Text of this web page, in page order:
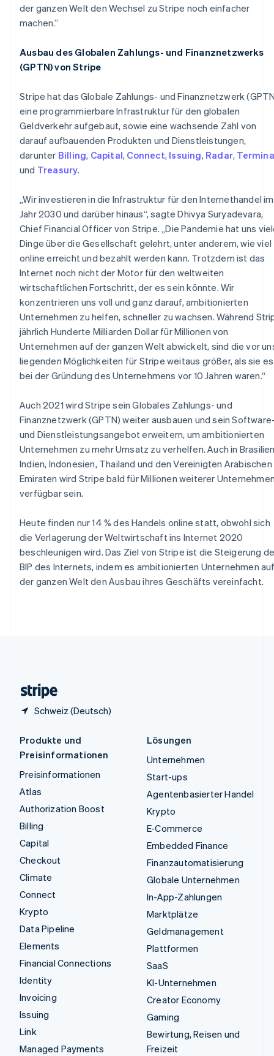
der ganzen Welt den Wechsel zu Stripe noch einfacher
machen.”
Ausbau des Globalen Zahlungs- und Finanznetzwerks
(GPTN) von Stripe
Stripe hat das Globale Zahlungs- und Finanznetzwerk
eine programmierbare Infrastruktur für den globalen
Geldverkehr aufgebaut, sowie eine wachsende Zahl von
darauf aufbauenden Produkten und Dienstleistungen,
darunter Billing, Capital, Connect, Issuing, Radar,
und Treasury.
„Wir investieren in die Infrastruktur für den Internethandel im
Jahr 2030 und darüber hinaus“, sagte Dhivya Suryadevara,
Chief Financial Officer von Stripe. „Die Pandemie hat uns
Dinge über die Gesellschaft gelehrt, unter anderem, wie viel
online erreicht und bezahlt werden kann. Trotzdem ist das
Internet noch nicht der Motor für den weltweiten
wirtschaftlichen Fortschritt, der es sein könnte. Wir
konzentrieren uns voll und ganz darauf, ambitionierten
Unternehmen zu helfen, schneller zu wachsen. Während
jährlich Hunderte Milliarden Dollar für Millionen von
Unternehmen auf der ganzen Welt abwickelt, sind die vor
liegenden Möglichkeiten für Stripe weitaus größer, als sie es
bei der Gründung des Unternehmens vor 10 Jahren waren.“
Auch 2021 wird Stripe sein Globales Zahlungs- und
Finanznetzwerk (GPTN) weiter ausbauen und sein
und Dienstleistungsangebot erweitern, um ambitionierten
Unternehmen zu mehr Umsatz zu verhelfen. Auch in
Indien, Indonesien, Thailand und den Vereinigten Arabischen
Emiraten wird Stripe bald für Millionen weiterer
verfügbar sein.
Heute finden nur 14 % des Handels online statt, obwohl sich
die Verlagerung der Weltwirtschaft ins Internet 2020
beschleunigen wird. Das Ziel von Stripe ist die Steigerung
BIP des Internets, indem es ambitionierten Unternehmen
der ganzen Welt den Ausbau ihres Geschäfts vereinfacht.
Schweiz (Deutsch)
Liechtenstein
Deutsch
Luxemburg
FrançaisDeutschEnglish
English 简体中文
English
Mexiko
EspañolEnglish
Neuseeland
English
NederlandsEnglish
Norwegen
English
Österreich
Deutsch English
Polen
English
Portugal
Português English
Rumänien
English
Schweden
SvenskaEnglish
Schweiz
DeutschFrançaisItaliano English
Singapur
Slowakei
English
Slowenien
EnglishItaliano
Sonderverwaltungsregion Hongkong,
China
English简体中文
Spanien
Thailand
ไทย English
Tschechische Republik
English
Ungarn
English
Produkte und
Preisinformationen
Preisinformationen
Atlas
Authorization Boost
Billing
Capital
Checkout
Climate
Connect
Krypto
Data Pipeline
Elements
Financial Connections
Identity
Invoicing
Issuing
Link
Managed Payments
Lösungen
Unternehmen
Start-ups
Agentenbasierter Handel
Krypto
E-Commerce
Embedded Finance
Finanzautomatisierung
Globale Unternehmen
In-App-Zahlungen
Marktplätze
Geldmanagement
Plattformen
SaaS
KI-Unternehmen
Creator Economy
Gaming
Bewirtung, Reisen und
Freizeit